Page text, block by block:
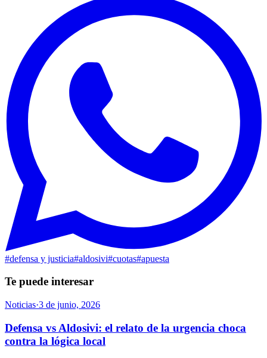
#defensa y justicia#aldosivi#cuotas#apuesta
Te puede interesar
Noticias·3 de junio, 2026
Defensa vs Aldosivi: el relato de la urgencia choca
contra la lógica local